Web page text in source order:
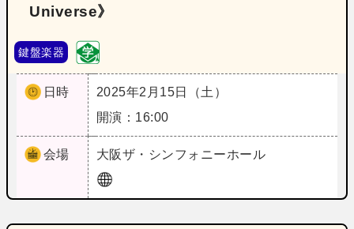
Universe》
鍵盤楽器
日時
2025年2月15日（土）
開演：16:00
会場 大阪ザ・シンフォニーホール